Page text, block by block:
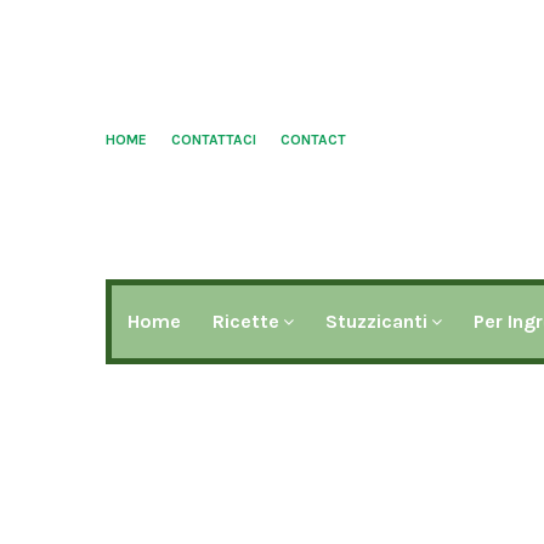
HOME CONTATTACI CONTACT
Home Ricette Stuzzicanti Per